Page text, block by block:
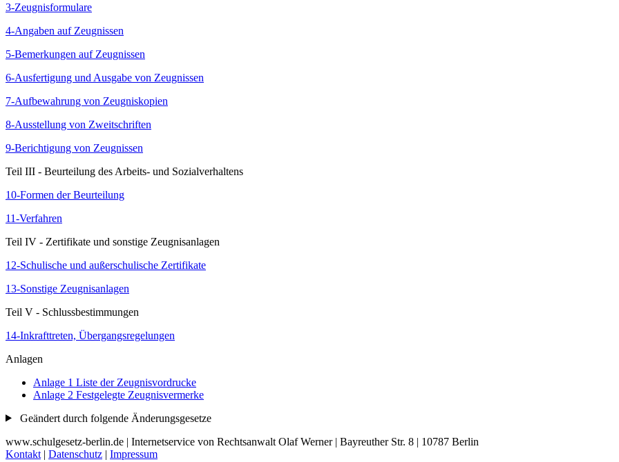
3-Zeugnisformulare
4-Angaben auf Zeugnissen
5-Bemerkungen auf Zeugnissen
6-Ausfertigung und Ausgabe von Zeugnissen
7-Aufbewahrung von Zeugniskopien
8-Ausstellung von Zweitschriften
9-Berichtigung von Zeugnissen
Teil III - Beurteilung des Arbeits- und Sozialverhaltens
10-Formen der Beurteilung
11-Verfahren
Teil IV - Zertifikate und sonstige Zeugnisanlagen
12-Schulische und außerschulische Zertifikate
13-Sonstige Zeugnisanlagen
Teil V - Schlussbestimmungen
14-Inkrafttreten, Übergangsregelungen
Anlagen
Anlage 1 Liste der Zeugnisvordrucke
Anlage 2 Festgelegte Zeugnisvermerke
Geändert durch folgende Änderungsgesetze
www.schulgesetz-berlin.de | Internetservice von Rechtsanwalt Olaf Werner | Bayreuther Str. 8 | 10787 Berlin
Kontakt | Datenschutz | Impressum